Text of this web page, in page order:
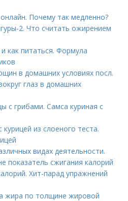
Почему так медленно?
2. Что считать ожирением
как питаться. Формула
в домашних условиях посл.
глаз в домашних
с грибами. Самса куриная с
из слоеного теста.
видах деятельности.
показатель сжигания калорий
Хит-парад упражнений
жира по толщине жировой